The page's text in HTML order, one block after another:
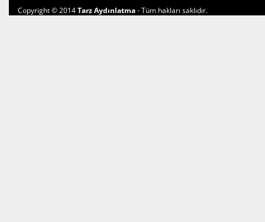
Copyright © 2014Tarz Aydınlatma- Tüm hakları saklıdır.